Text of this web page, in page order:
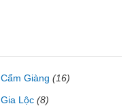
Cẩm Giàng (16)
Gia Lộc (8)